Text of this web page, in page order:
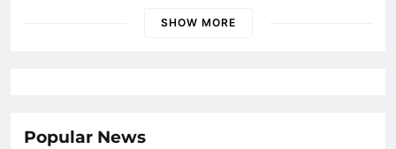
SHOW MORE
Popular News